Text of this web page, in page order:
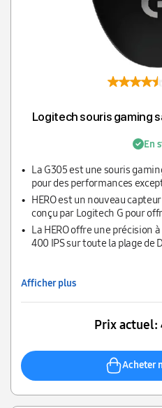
Logitech souris gaming
En
La G305 est une souris
pour des performances
innovations technologiques
HERO est un nouveau
conçu par Logitech G pour
pointe et une efficacité
La HERO offre une précision
400 IPS sur toute la plage de
Afficher plus
Prix actuel:
Acheter